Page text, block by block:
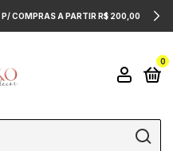
P/ COMPRAS A PARTIR R$ 200,00
0